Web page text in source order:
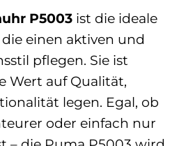
P5003 ist die ideale
einen aktiven und
pflegen. Sie ist
Wert auf Qualität,
legen. Egal, ob
oder einfach nur